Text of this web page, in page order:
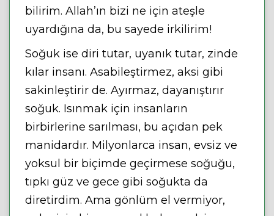
bilirim. Allah’ın bizi ne için ateşle
uyardığına da, bu sayede irkilirim!
Soğuk ise diri tutar, uyanık tutar, zinde
kılar insanı. Asabileştirmez, aksi gibi
sakinleştirir de. Ayırmaz, dayanıştırır
soğuk. Isınmak için insanların
birbirlerine sarılması, bu açıdan pek
manidardır. Milyonlarca insan, evsiz ve
yoksul bir biçimde geçirmese soğuğu,
tıpkı güz ve gece gibi soğukta da
diretirdim. Ama gönlüm el vermiyor,